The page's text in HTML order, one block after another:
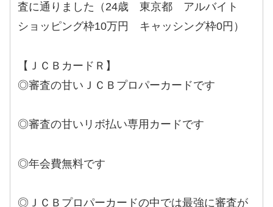
査に通りました（24歳 東京都 アルバイト
ショッピング枠10万円 キャッシング枠0円）
【ＪＣＢカードＲ】
◎審査の甘いＪＣＢプロパーカードです
◎審査の甘いリボ払い専用カードです
◎年会費無料です
◎ＪＣＢプロパーカードの中では最強に審査が